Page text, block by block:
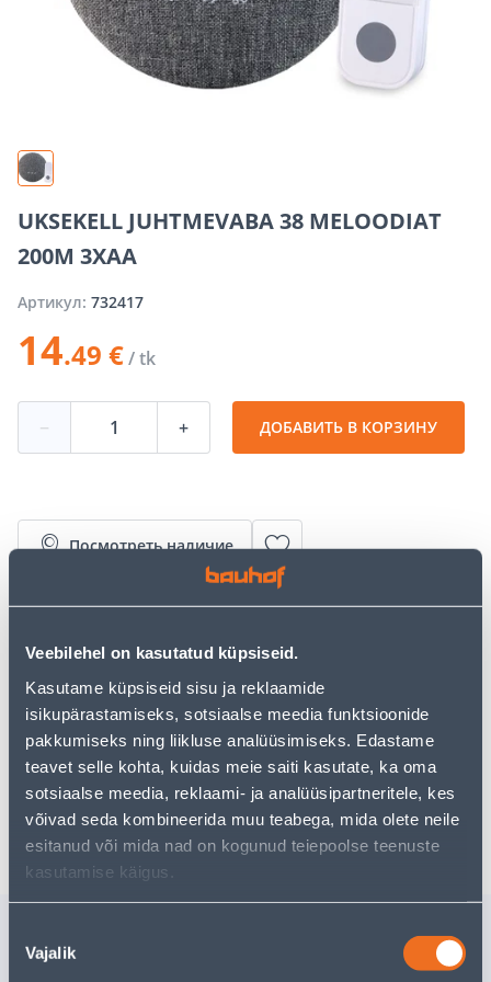
Veebilehel on kasutatud küpsiseid.
Kasutame küpsiseid sisu ja reklaamide
isikupärastamiseks, sotsiaalse meedia funktsioonide
pakkumiseks ning liikluse analüüsimiseks. Edastame
teavet selle kohta, kuidas meie saiti kasutate, ka oma
sotsiaalse meedia, reklaami- ja analüüsipartneritele, kes
võivad seda kombineerida muu teabega, mida olete neile
esitanud või mida nad on kogunud teiepoolse teenuste
kasutamise käigus.
valik
Vajalik
UKSEKELL JUHTMEVABA 38 MELOODIAT
200M 3XAA
Артикул: 732417
14.49 €/ tk
− + ДОБАВИТЬ В КОРЗИНУ
Посмотреть наличие
• Juhtmevaba uksekellal on 38 meloodiat.
• 14-päevane tagastusõigus.
Предполагаемая доставка 3,69 € от 2-5 tööpäeva
Посылочный автомат от 2,29 € с 2-5 tööpäeva
Забрать в магазине, с 09.08.2026